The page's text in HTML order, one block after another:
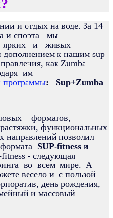
и отдых на воде. За 14
и спорта мы
ярких и живых
к нашим sup
как Zumba
им
программы: Sup+Zumba
форматов,
функциональных
направлений позволил
SUP-fitness и
- следующая
во всем мире. А
весело и с пользой
день рождения,
и массовый